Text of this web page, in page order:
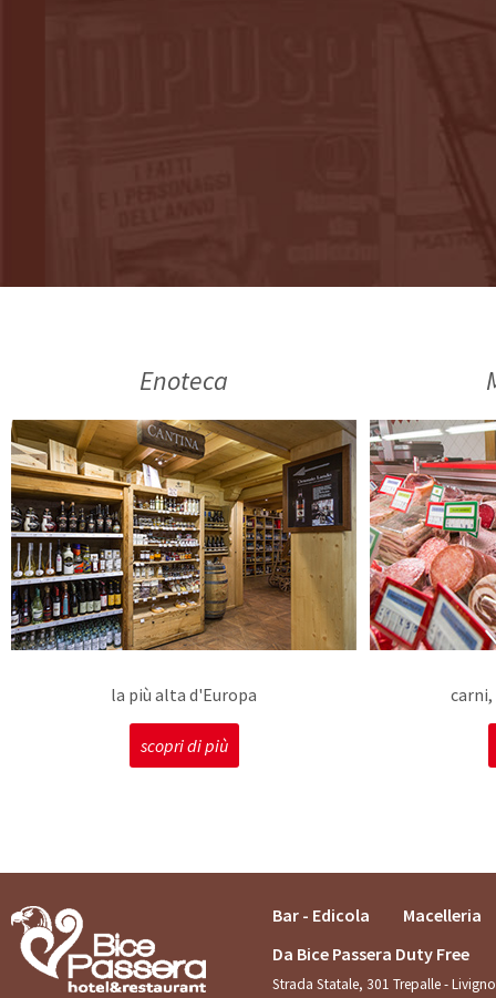
Enoteca
la più alta d'Europa
scopri di più
Bar - Edicola
Macelleria
Da Bice Passera Duty Free
Strada Statale, 301 Trepalle -